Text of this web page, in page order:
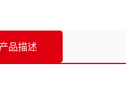
产品描述